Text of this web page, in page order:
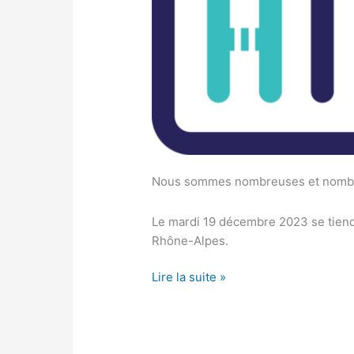
Nous sommes nombreuses et
Le mardi 19 décembre 2023 se
Rhône-Alpes.
Lire la suite »